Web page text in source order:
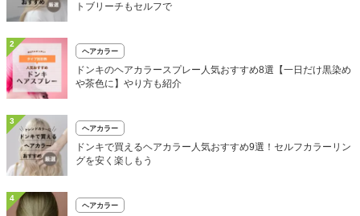
トブリーチもセルフで
2
ヘアカラー
ドンキのヘアカラースプレー人気おすすめ8選【一日だけ黒染め
や茶色に】やり方も紹介
3
ヘアカラー
ドンキで買えるヘアカラー人気おすすめ9選！セルフカラーリン
グを安く楽しもう
4
ヘアカラー